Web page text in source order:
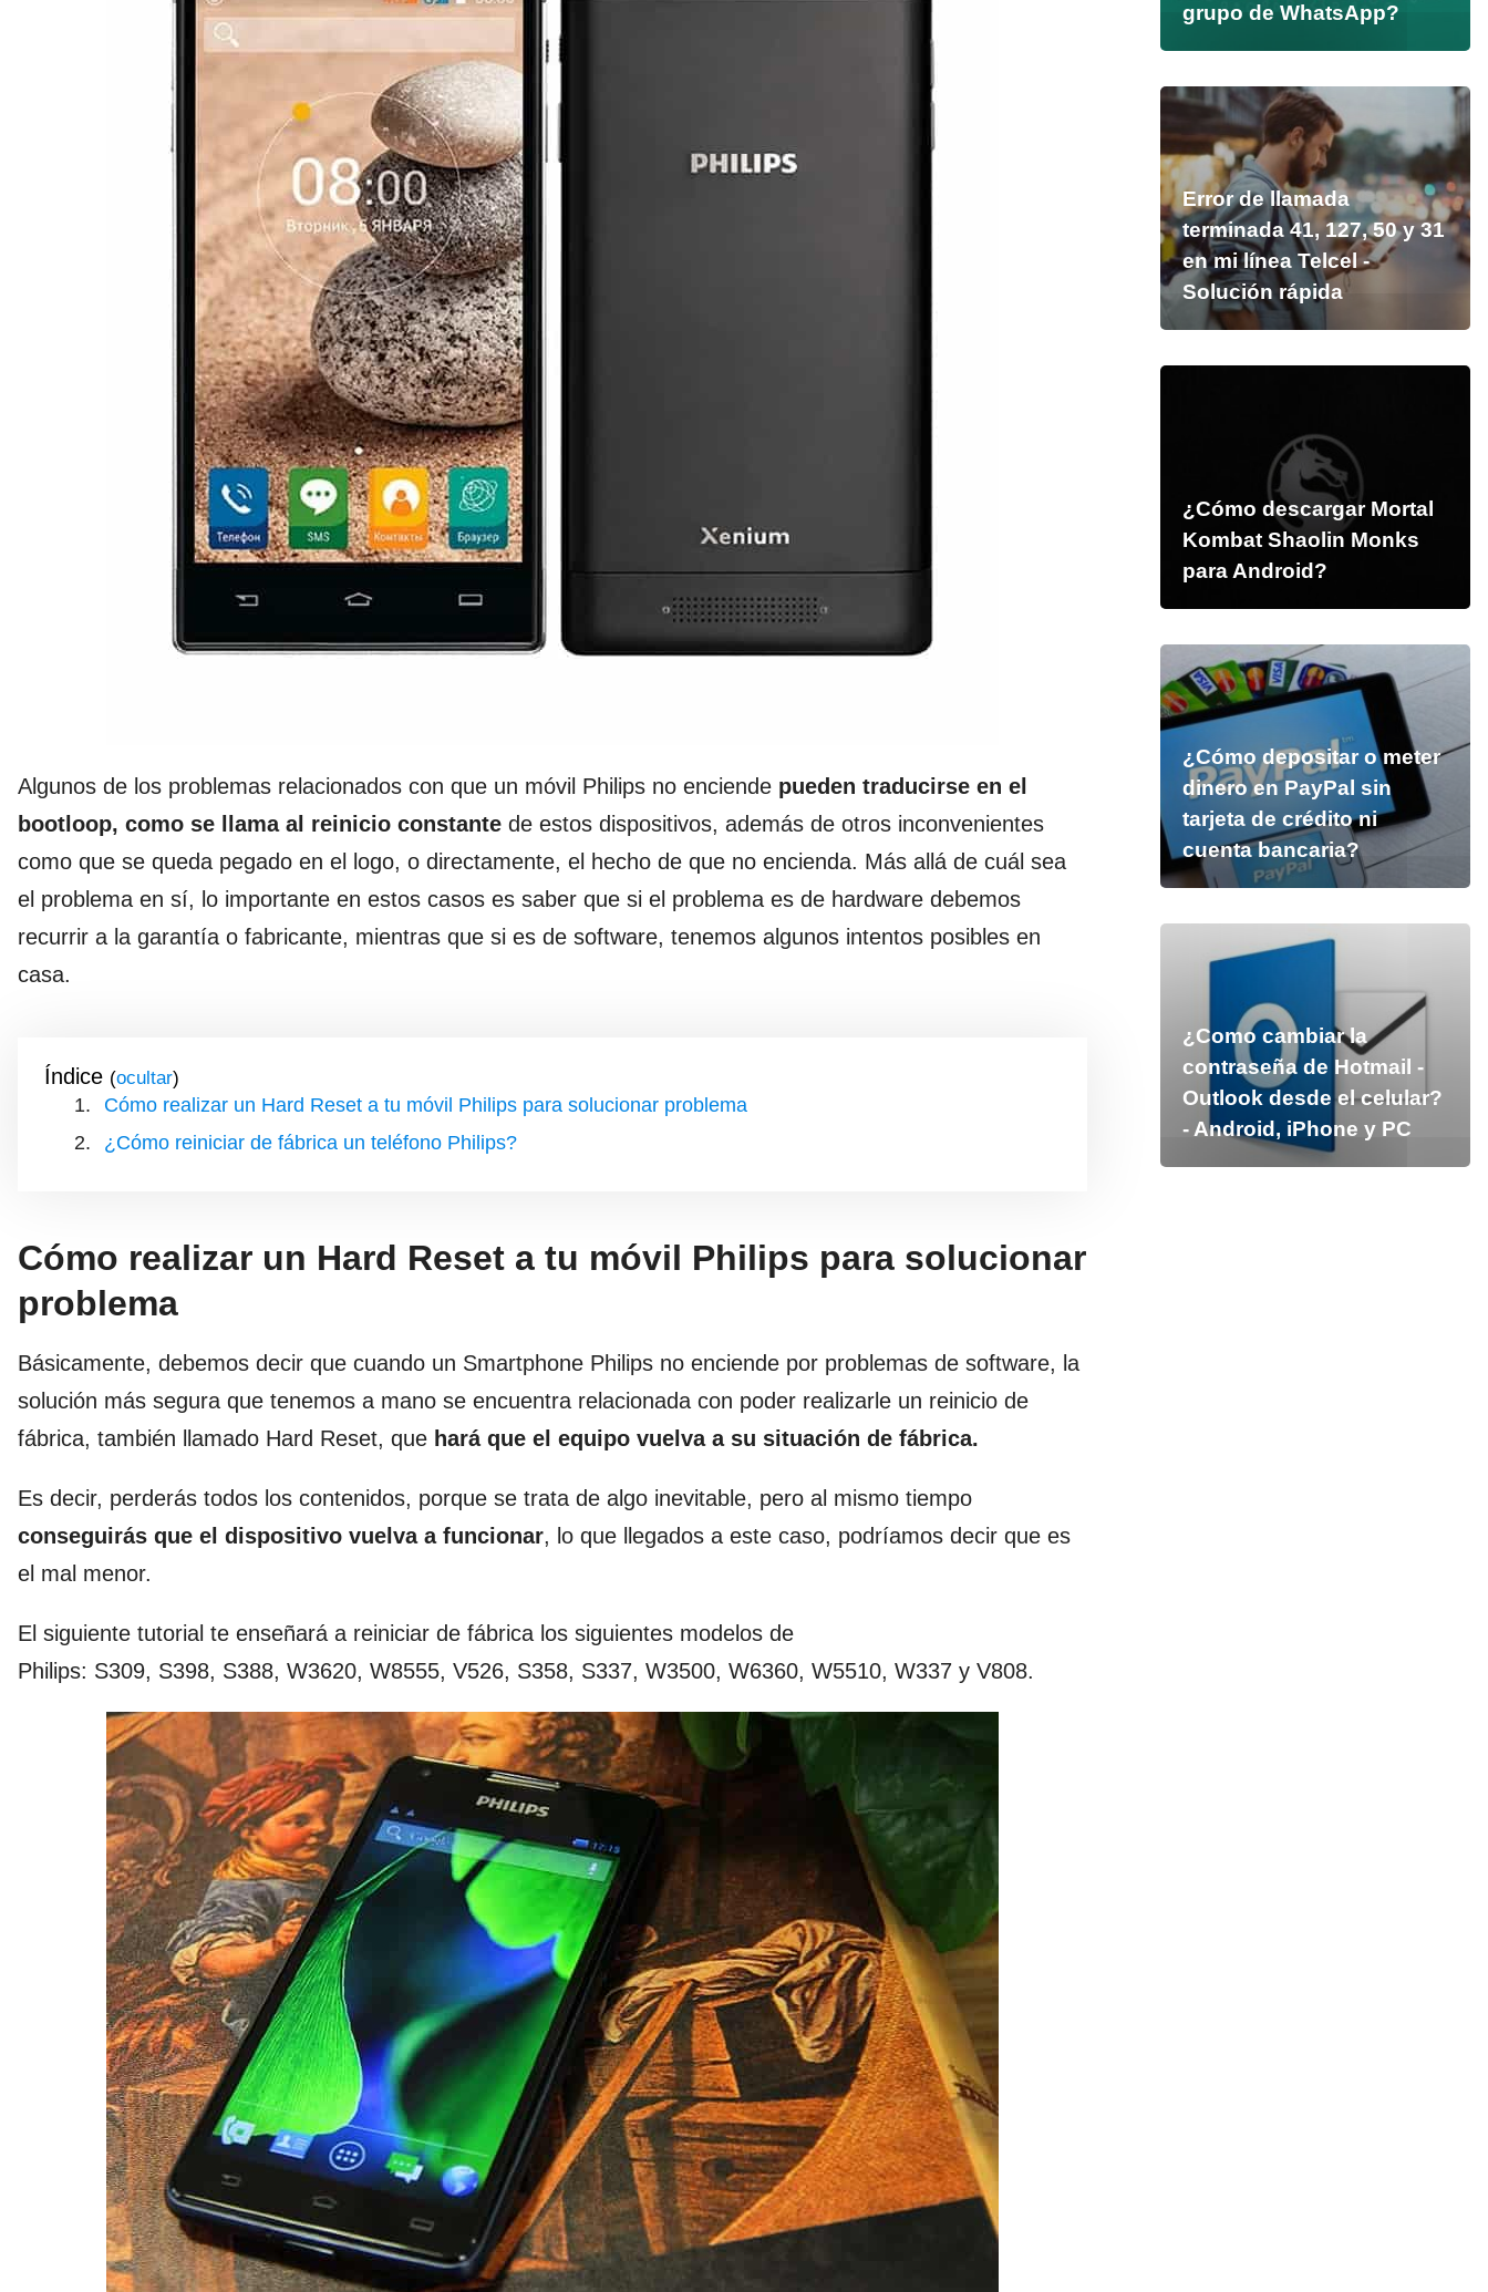
Algunos de los problemas relacionados con que un móvil Philips no enciende pueden traducirse en el
bootloop, como se llama al reinicio constante de estos dispositivos, además de otros inconvenientes
como que se queda pegado en el logo, o directamente, el hecho de que no encienda. Más allá de cuál sea
el problema en sí, lo importante en estos casos es saber que si el problema es de hardware debemos
recurrir a la garantía o fabricante, mientras que si es de software, tenemos algunos intentos posibles en
casa.
Índice ( )
Cómo realizar un Hard Reset a tu móvil Philips para solucionar problema
¿Cómo reiniciar de fábrica un teléfono Philips?
Cómo realizar un Hard Reset a tu móvil Philips para solucionar
problema
Básicamente, debemos decir que cuando un Smartphone Philips no enciende por problemas de software, la
solución más segura que tenemos a mano se encuentra relacionada con poder realizarle un reinicio de
fábrica, también llamado Hard Reset, que hará que el equipo vuelva a su situación de fábrica.
Es decir, perderás todos los contenidos, porque se trata de algo inevitable, pero al mismo tiempo
conseguirás que el dispositivo vuelva a funcionar, lo que llegados a este caso, podríamos decir que es
el mal menor.
El siguiente tutorial te enseñará a reiniciar de fábrica los siguientes modelos de
Philips: S309, S398, S388, W3620, W8555, V526, S358, S337, W3500, W6360, W5510, W337 y V808.
grupo de WhatsApp?
Error de llamada
terminada 41, 127, 50 y 31
en mi línea Telcel -
Solución rápida
¿Cómo descargar Mortal
Kombat Shaolin Monks
para Android?
¿Cómo depositar o meter
dinero en PayPal sin
tarjeta de crédito ni
cuenta bancaria?
¿Como cambiar la
contraseña de Hotmail -
Outlook desde el celular?
- Android, iPhone y PC